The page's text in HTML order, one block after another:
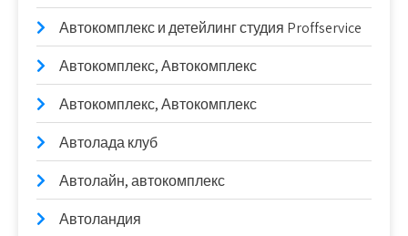
Автокомплекс и детейлинг студия Proffservice
Автокомплекс, Автокомплекс
Автокомплекс, Автокомплекс
Автолада клуб
Автолайн, автокомплекс
Автоландия